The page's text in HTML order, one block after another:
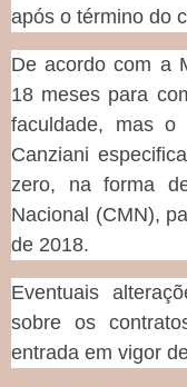
após o término do
De acordo com a
18 meses para
faculdade, mas o
Canziani
zero, na forma
Nacional (CMN),
de 2018.
Eventuais
sobre os
entrada em vigor